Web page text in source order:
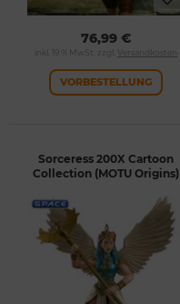
76,99 €
inkl. 19 % MwSt. zzgl. Versandkosten
VORBESTELLUNG
Sorceress 200X Cartoon
Collection (MOTU Origins)